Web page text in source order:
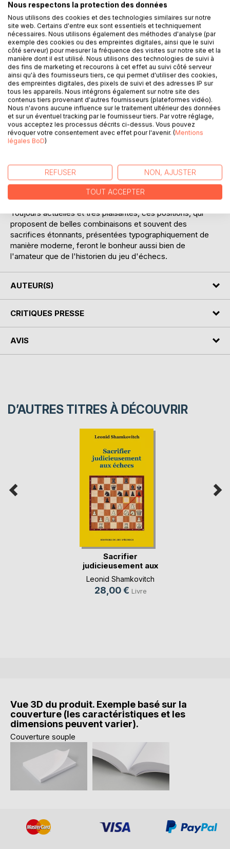
Adolf Anderssen (1818 - 1879) est connu de tous les
joueurs d'échecs en premier lieu en tant que vainqueur de
la partie "Immortelle" contre Lionel Kieseritzky en 1851.
Cette partie a conduit à considérer Anderssen comme l'un
des représentants les plus illustres de l'école dite
"romantique", c'est-à-dire le prototype même du joueur
qui fonde son jeu sur l'attaque à tout-va et les sacrifices
audacieux.
En revanche, il est beaucoup moins connu qu'Anderssen
s'est fait connaître en Allemagne par la composition de
problèmes d'échecs, en particulier par la publication en
1842, à l'âge de 24 ans, de l'opuscule "Aufgaben für
Schachspieler", qui rencontra un tel succès qu'une
Le présent ouvrage réunit la totalité des problèmes publiés
dans ces deux éditions de "Aufgaben für Schachspieler".
Toujours actuelles et très plaisantes, ces positions, qui
proposent de belles combinaisons et souvent des
sacrifices étonnants, présentées typographiquement de
manière moderne, feront le bonheur aussi bien de
l'amateur que de l'historien du jeu d'échecs.
AUTEUR(S)
CRITIQUES PRESSE
AVIS
D’AUTRES TITRES À DÉCOUVRIR
Sacrifier
judicieusement aux
échecs
Leonid Shamkovitch
28,00 € Livre
Vue 3D du produit. Exemple basé sur la
couverture (les caractéristiques et les
dimensions peuvent varier).
Couverture souple
Nous respectons la protection des données
Nous utilisons des cookies et des technologies similaires sur notre
site web. Certains d'entre eux sont essentiels et techniquement
nécessaires. Nous utilisons également des méthodes d'analyse (par
exemple des cookies ou des empreintes digitales, ainsi que le suivi
côté serveur) pour mesurer la fréquence des visites sur notre site et la
manière dont il est utilisé. Nous utilisons des technologies de suivi à
des fins de marketing et recourons à cet effet au suivi côté serveur
ainsi qu'à des fournisseurs tiers, ce qui permet d'utiliser des cookies,
des empreintes digitales, des pixels de suivi et des adresses IP sur
tous les appareils. Nous intégrons également sur notre site des
contenus tiers provenant d'autres fournisseurs (plateformes vidéo).
Nous n'avons aucune influence sur le traitement ultérieur des données
et sur un éventuel tracking par le fournisseur tiers. Par votre réglage,
vous acceptez les processus décrits ci-dessus. Vous pouvez
révoquer votre consentement avec effet pour l'avenir. (Mentions
légales BoD)
REFUSER NON, AJUSTER
TOUT ACCEPTER